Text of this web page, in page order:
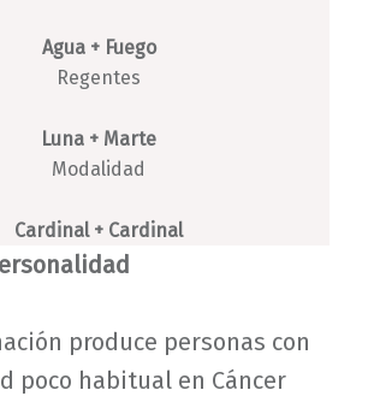
Agua + Fuego
Regentes
Luna + Marte
Modalidad
Cardinal + Cardinal
produce personas con
poco habitual en Cáncer